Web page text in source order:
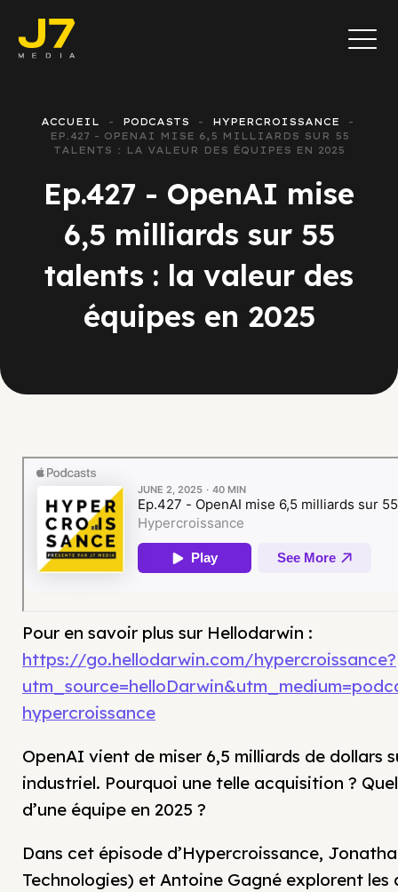
ACCUEIL PODCASTS
HYPERCROISSANCE
EP.427 - OPENAI MISE 6,5 MILLIARDS SUR 55
TALENTS : LA VALEUR DES ÉQUIPES EN 2025
Ep.427 - OpenAI mise
6,5 milliards sur 55
talents : la valeur des
équipes en 2025
Pour en savoir plus sur Hellodarwin :
https://go.hellodarwin.com/hypercroissance?
hypercroissance
OpenAI vient de miser 6,5 milliards de dollars
industriel. Pourquoi une telle acquisition ?
d’une équipe en 2025 ?
Dans cet épisode d’Hypercroissance,
Technologies) et Antoine Gagné explorent